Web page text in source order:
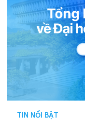
TIN NỔI BẬT